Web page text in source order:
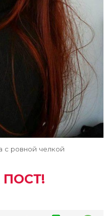
с ровной челкой